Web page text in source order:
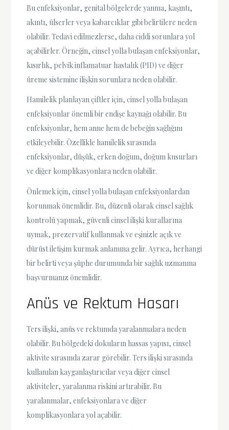
Bu enfeksiyonlar, genital bölgelerde yanma, kaşıntı,
akıntı, ülserler veya kabarcıklar gibi belirtilere neden
olabilir. Tedavi edilmezlerse, daha ciddi sorunlara yol
açabilirler. Örneğin, cinsel yolla bulaşan enfeksiyonlar,
kısırlık, pelvik inflamatuar hastalık (PID) ve diğer
üreme sistemine ilişkin sorunlara neden olabilir.
Hamilelik planlayan çiftler için, cinsel yolla bulaşan
enfeksiyonlar önemli bir endişe kaynağı olabilir. Bu
enfeksiyonlar, hem anne hem de bebeğin sağlığını
etkileyebilir. Özellikle hamilelik sırasında
enfeksiyonlar, düşük, erken doğum, doğum kusurları
ve diğer komplikasyonlara neden olabilir.
Önlemek için, cinsel yolla bulaşan enfeksiyonlardan
korunmak önemlidir. Bu, düzenli olarak cinsel sağlık
kontrolü yapmak, güvenli cinsel ilişki kurallarına
uymak, prezervatif kullanmak ve eşinizle açık ve
dürüst iletişim kurmak anlamına gelir. Ayrıca, herhangi
bir belirti veya şüphe durumunda bir sağlık uzmanına
başvurmanız önemlidir.
Anüs ve Rektum Hasarı
Ters ilişki, anüs ve rektumda yaralanmalara neden
olabilir. Bu bölgedeki dokuların hassas yapısı, cinsel
aktivite sırasında zarar görebilir. Ters ilişki sırasında
kullanılan kayganlaştırıcılar veya diğer cinsel
aktiviteler, yaralanma riskini artırabilir. Bu
yaralanmalar, enfeksiyonlara ve diğer
komplikasyonlara yol açabilir.